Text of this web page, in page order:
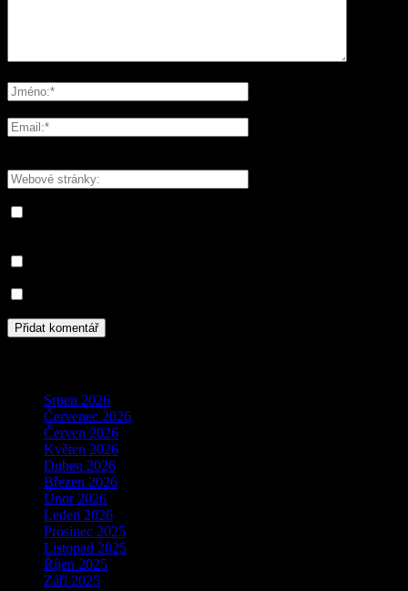
Srpen 2026
Červenec 2026
Červen 2026
Květen 2026
Duben 2026
Březen 2026
Únor 2026
Leden 2026
Prosinec 2025
Listopad 2025
Říjen 2025
Září 2025